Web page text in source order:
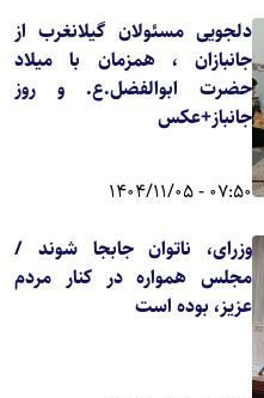
دلجویی مسئولان گیلانغرب از
جانبازان ، همزمان با میلاد
حضرت ابوالفضل.ع. و روز
جانباز+عکس
07:50 - 1404/11/05
وزرای، ناتوان جابجا شوند /
مجلس همواره در کنار مردم
عزیز، بوده است